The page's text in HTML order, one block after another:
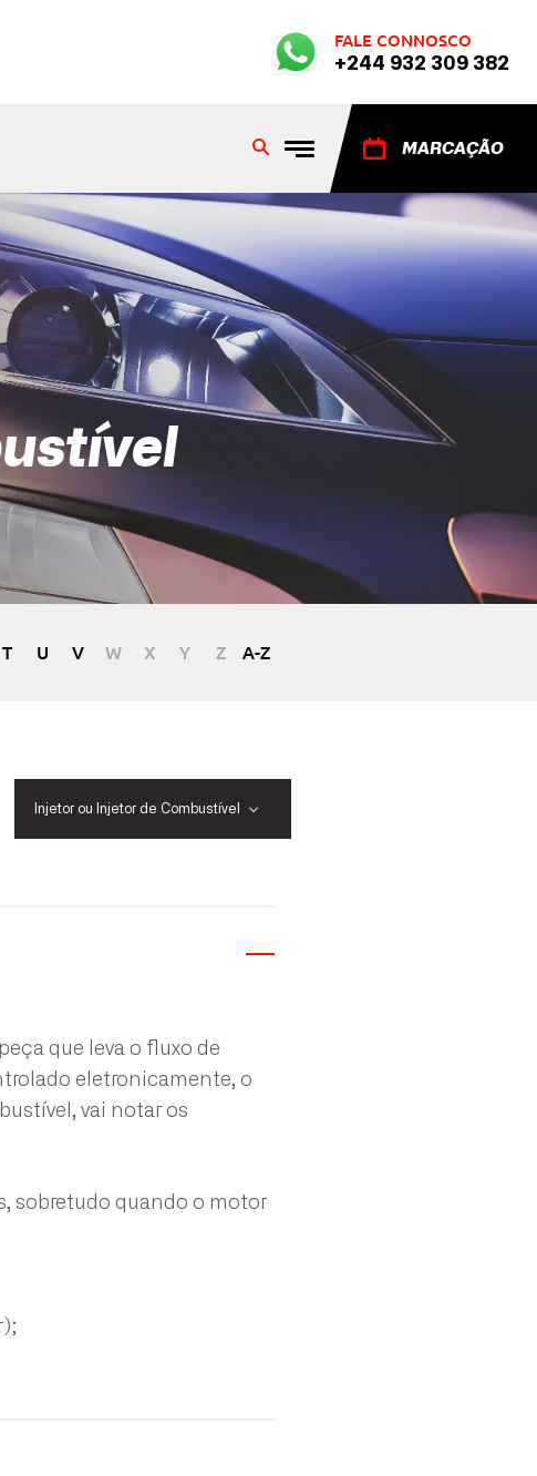
FALE CONNOSCO
+244 932 309 382
MARCAÇÃO
T U V W X Y Z A-Z
Injetor ou Injetor de Combustível
que leva o fluxo de
eletronicamente, o
vai notar os
sobretudo quando o motor